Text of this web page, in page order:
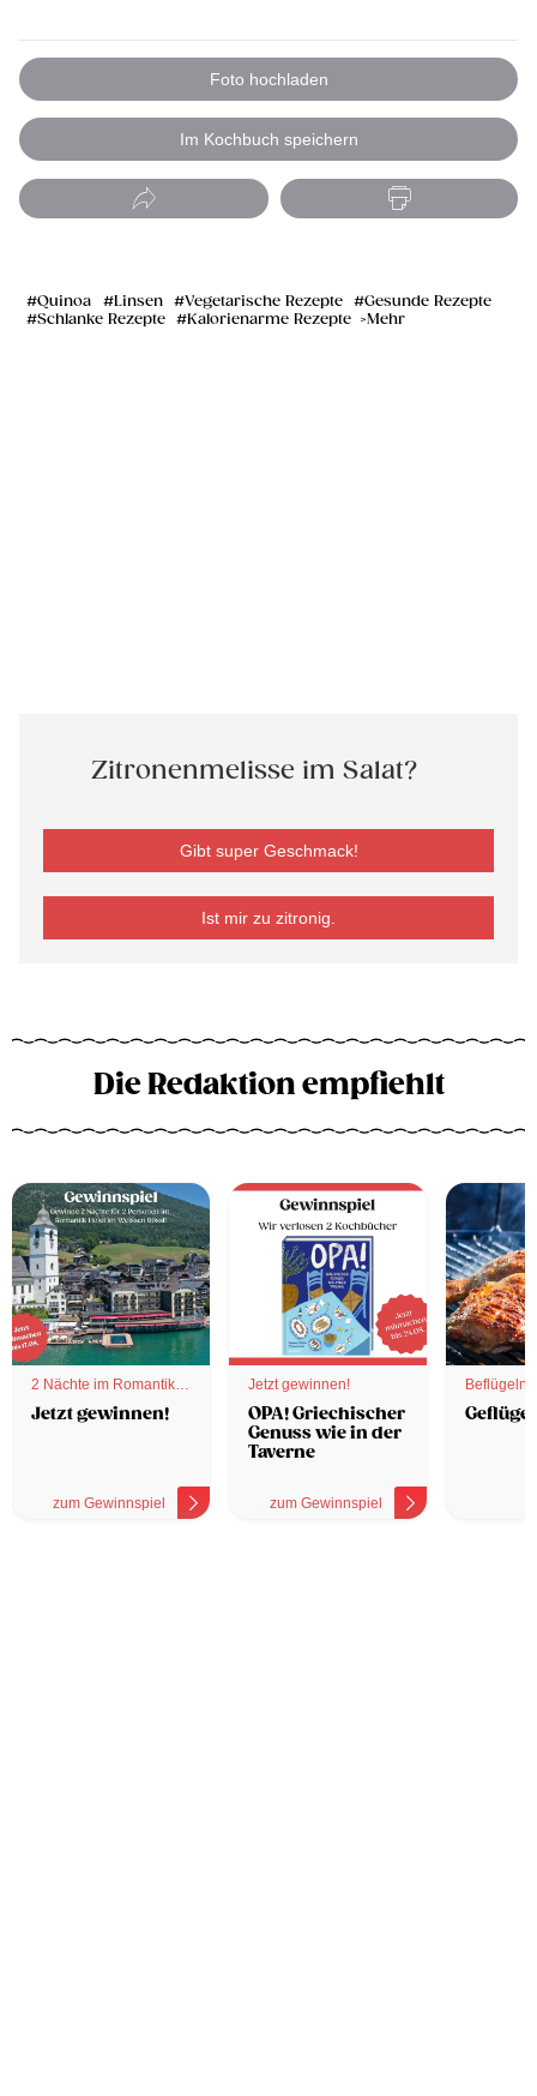
Foto hochladen
Im Kochbuch speichern
Quinoa Linsen Vegetarische Rezepte
Gesunde Rezepte
Schlanke Rezepte
Kalorienarme Rezepte Mehr
Zitronenmelisse im Salat?
Gibt super Geschmack!
Ist mir zu zitronig.
Die Redaktion empfiehlt
2 Nächte im Romantik
Hotel
Jetzt gewinnen!
zum Gewinnspiel
Jetzt gewinnen!
OPA! Griechischer
Genuss wie in der
Taverne
zum Gewinnspiel